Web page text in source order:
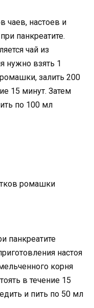
чаев, настоев и
панкреатите.
чай из
нужно взять 1
залить 200
15 минут. Затем
по 100 мл
ромашки
панкреатите
настоя
корня
в течение 15
и пить по 50 мл